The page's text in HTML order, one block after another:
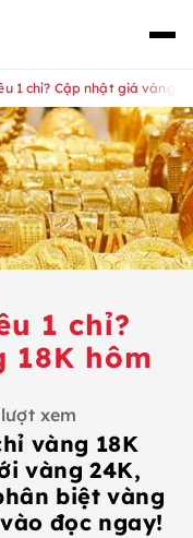
1 chỉ? Cập nhật giá vàng
1 chỉ?
18K hôm
lượt xem
vàng 18K
vàng 24K,
biệt vàng
đọc ngay!